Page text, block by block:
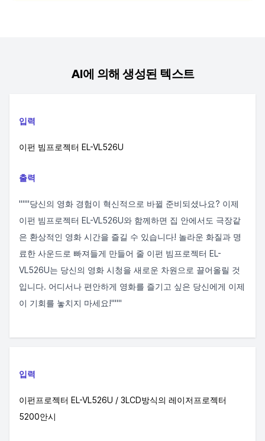
AI에 의해 생성된 텍스트
입력
이펀 빔프로젝터 EL-VL526U
출력
"""당신의 영화 경험이 혁신적으로 바뀔 준비되셨나요? 이제
이펀 빔프로젝터 EL-VL526U와 함께하면 집 안에서도 극장같
은 환상적인 영화 시간을 즐길 수 있습니다! 놀라운 화질과 명
료한 사운드로 빠져들게 만들어 줄 이펀 빔프로젝터 EL-
VL526U는 당신의 영화 시청을 새로운 차원으로 끌어올릴 것
입니다. 어디서나 편안하게 영화를 즐기고 싶은 당신에게 이제
이 기회를 놓치지 마세요!"""
입력
이펀프로젝터 EL-VL526U / 3LCD방식의 레이저프로젝터
5200안시